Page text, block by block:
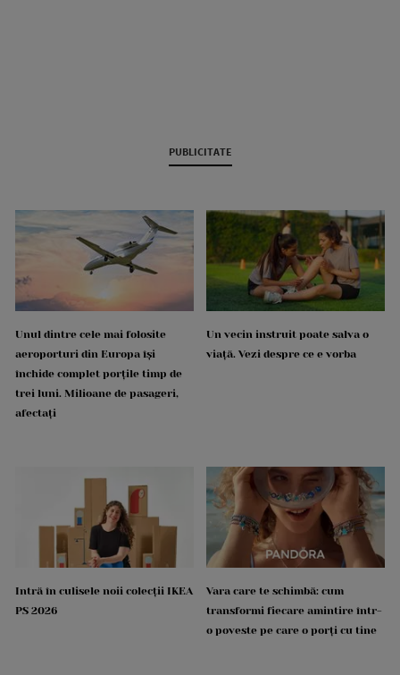
PUBLICITATE
Unul dintre cele mai folosite
aeroporturi din Europa își
închide complet porțile timp de
trei luni. Milioane de pasageri,
afectați
Un vecin instruit poate salva o
viață. Vezi despre ce e vorba
Intră în culisele noii colecții IKEA
PS 2026
Vara care te schimbă: cum
transformi fiecare amintire într-
o poveste pe care o porți cu tine